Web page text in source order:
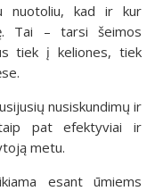
nuotoliu, kad ir kur
Tai – tarsi šeimos
tiek į keliones, tiek
nusiskundimų ir
pat efektyviai ir
metu.
esant ūmiems